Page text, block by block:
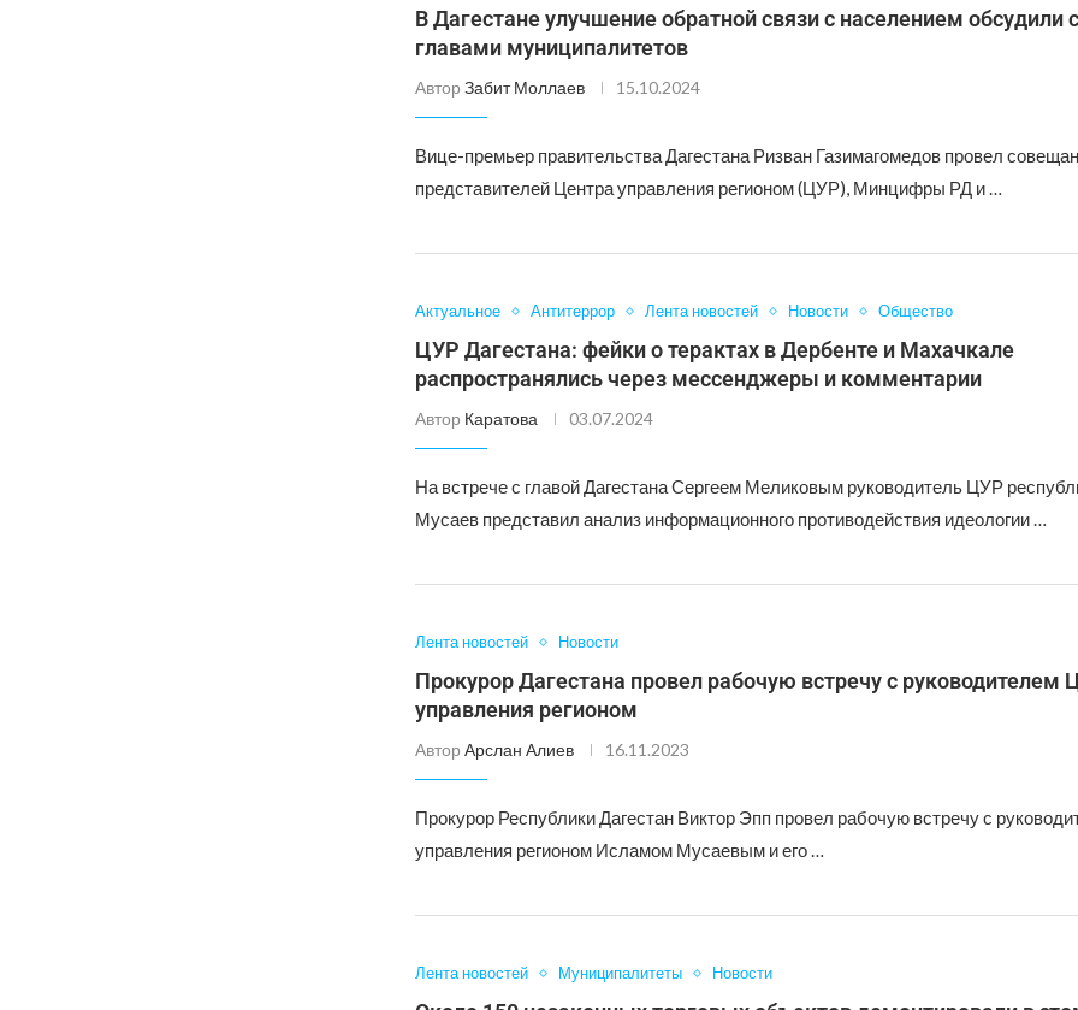
В Дагестане улучшение обратной связи с населением обсудили
главами муниципалитетов
Автор Забит Моллаев 15.10.2024
Вице-премьер правительства Дагестана Ризван Газимагомедов провел
представителей Центра управления регионом (ЦУР), Минцифры РД и …
Актуальное Антитеррор Лента новостей Новости Общество
ЦУР Дагестана: фейки о терактах в Дербенте и Махачкале
распространялись через мессенджеры и комментарии
Автор Каратова 03.07.2024
На встрече с главой Дагестана Сергеем Меликовым руководитель ЦУР
Мусаев представил анализ информационного противодействия идеологии …
Лента новостей Новости
Прокурор Дагестана провел рабочую встречу с руководителем
управления регионом
Автор Арслан Алиев 16.11.2023
Прокурор Республики Дагестан Виктор Эпп провел рабочую встречу с
управления регионом Исламом Мусаевым и его …
Лента новостей Муниципалитеты Новости